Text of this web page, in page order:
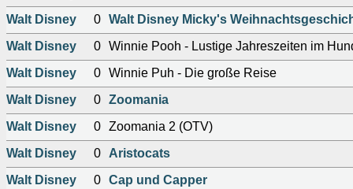
Walt Disney
0 Walt Disney Micky's
Walt Disney
0 Winnie Pooh - Lustige Jahreszeiten im
Walt Disney
0 Winnie Puh - Die große Reise
Walt Disney
0 Zoomania
Walt Disney
0 Zoomania 2 (OTV)
Walt Disney
0
Aristocats
Walt Disney
0 Cap und Capper